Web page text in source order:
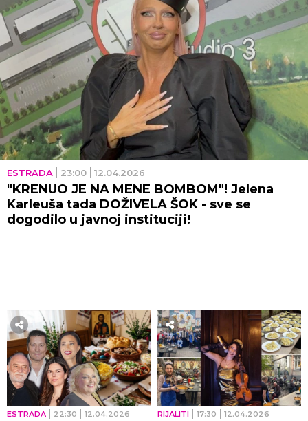
ESTRADA 23:00 12.04.2026
"KRENUO JE NA MENE BOMBOM"! Jelena
Karleuša tada DOŽIVELA ŠOK - sve se
dogodilo u javnoj instituciji!
ESTRADA 22:30 12.04.2026 RIJALITI 17:30 12.04.2026